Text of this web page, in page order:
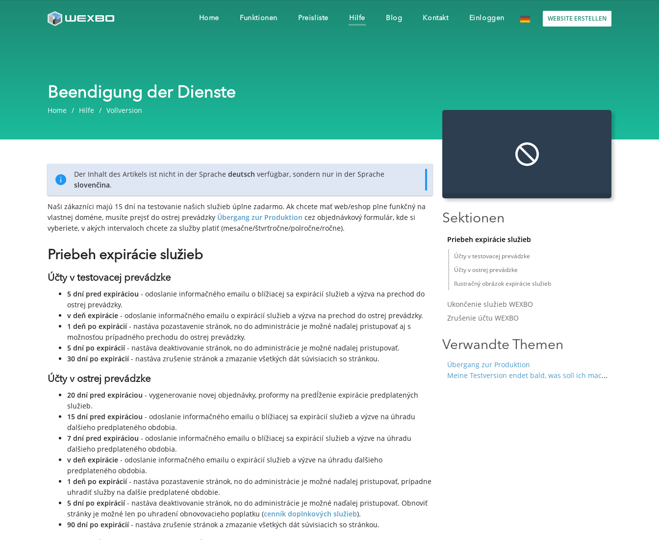
Home Funktionen Preisliste Hilfe Blog Kontakt Einloggen WEBSITE ERSTELLEN
Beendigung der Dienste
Home Hilfe Vollversion
Der Inhalt des Artikels ist nicht in der Sprache deutsch verfügbar, sondern nur in der Sprache
slovenčina.
Naši zákazníci majú 15 dní na testovanie našich služieb úplne zadarmo. Ak chcete mať web/eshop plne funkčný na
vlastnej doméne, musíte prejsť do ostrej prevádzky Übergang zur Produktion cez objednávkový formulár, kde si
vyberiete, v akých intervaloch chcete za služby platiť (mesačne/štvrťročne/polročne/ročne).
Priebeh expirácie služieb
Účty v testovacej prevádzke
5 dní pred expiráciou - odoslanie informačného emailu o blížiacej sa expirácií služieb a výzva na prechod do
ostrej prevádzky.
v deň expirácie - odoslanie informačného emailu o expirácií služieb a výzva na prechod do ostrej prevádzky.
1 deň po expirácií- nastáva pozastavenie stránok, no do administrácie je možné naďalej pristupovať aj s
možnosťou prípadného prechodu do ostrej prevádzky.
5 dní po expirácií- nastáva deaktivovanie stránok, no do administrácie je možné naďalej pristupovať.
30 dní po expirácií- nastáva zrušenie stránok a zmazanie všetkých dát súvisiacich so stránkou.
Účty v ostrej prevádzke
20 dní pred expiráciou - vygenerovanie novej objednávky, proformy na predĺženie expirácie predplatených
služieb.
15 dní pred expiráciou - odoslanie informačného emailu o blížiacej sa expirácií služieb a výzve na úhradu
ďalšieho predplateného obdobia.
7 dní pred expiráciou - odoslanie informačného emailu o blížiacej sa expirácií služieb a výzve na úhradu
ďalšieho predplateného obdobia.
v deň expirácie - odoslanie informačného emailu o expirácií služieb a výzve na úhradu ďalšieho
predplateného obdobia.
1 deň po expirácií- nastáva pozastavenie stránok, no do administrácie je možné naďalej pristupovať, prípadne
uhradiť služby na ďalšie predplatené obdobie.
5 dní po expirácií- nastáva deaktivovanie stránok, no do administrácie je možné naďalej pristupovať. Obnoviť
stránky je možné len po uhradení obnovovacieho poplatku (cenník doplnkových služieb).
90 dní po expirácií- nastáva zrušenie stránok a zmazanie všetkých dát súvisiacich so stránkou.
Sektionen
Priebeh expirácie služieb
Účty v testovacej prevádzke
Účty v ostrej prevádzke
Ilustračný obrázok expirácie služieb
Ukončenie služieb WEXBO
Zrušenie účtu WEXBO
Verwandte Themen
Übergang zur Produktion
Meine Testversion endet bald, was soll ich machen?